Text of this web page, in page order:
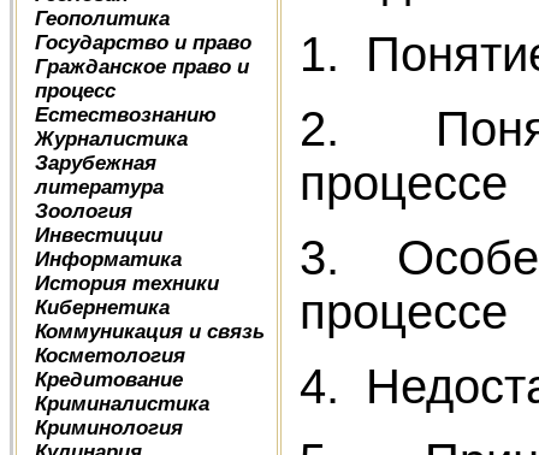
Геополитика
Государство и право
Гражданское право и
процесс
Естествознанию
Журналистика
Зарубежная
литература
Зоология
Инвестиции
Информатика
История техники
Кибернетика
Коммуникация и связь
Косметология
Кредитование
Криминалистика
Криминология
1.
2.
процессе
3.
процессе
4.